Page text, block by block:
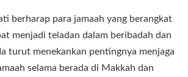
berharap para jamaah yang berangkat
menjadi teladan dalam beribadah dan
turut menekankan pentingnya menjaga
selama berada di Makkah dan